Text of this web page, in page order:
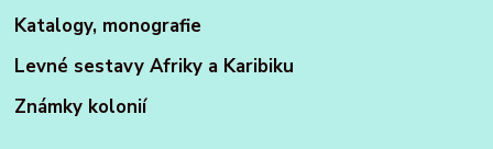
Katalogy, monografie
Levné sestavy Afriky a Karibiku
Známky kolonií